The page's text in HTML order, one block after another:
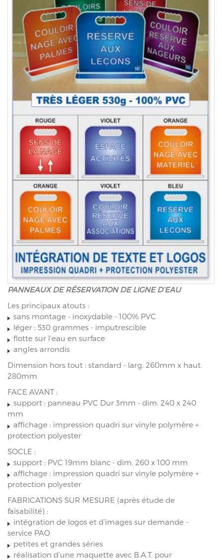
PANNEAUX DE RÉSERVATION DE LIGNE D’EAU
Les principaux atouts :
sans montage - inoxydable - 100% PVC
léger : 530 grammes - imputrescible
flotte sur l’eau en surface
angles arrondis
Dimension hors tout : standard - larg. 260mm x haut.
280mm
FACE AVANT :
support : panneau PVC Dur 3mm - dim. 240 x 240
mm
affichage : impression quadri sur vinyle polymère +
protection polyester
SOCLE :
support : PVC 19mm blanc - dim. 260 x 100 mm
affichage : impression quadri sur vinyle polymère +
protection polyester
FABRICATIONS SUR MESURE (après étude de
faisabilité) :
intégration de logos et d’images sur demande -
service PAO
petites et grandes séries
réalisation d’une maquette avec B.A.T. pour